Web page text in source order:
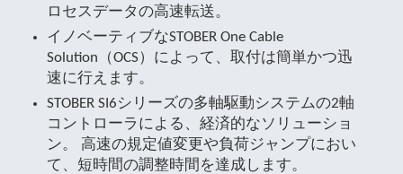
ロセスデータの高速転送。
イノベーティブなSTOBER One Cable
Solution（OCS）によって、取付は簡単かつ迅
速に行えます。
STOBER SI6シリーズの多軸駆動システムの2軸
コントローラによる、経済的なソリューショ
ン。 高速の規定値変更や負荷ジャンプにおい
て、短時間の調整時間を達成します。